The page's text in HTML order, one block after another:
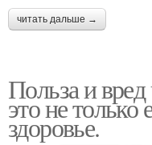
читать дальше →
Польза и
это не только
здоровье.